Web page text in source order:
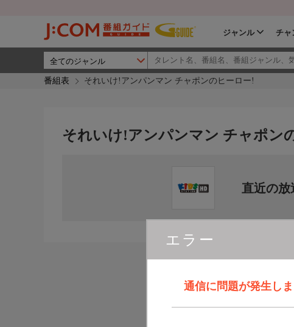
ジャンル チャ
番組表 それいけ!アンパンマン チャポンのヒーロー!
エラー
通信に問題が発生し
それいけ!アンパンマン チャポン
直近の放